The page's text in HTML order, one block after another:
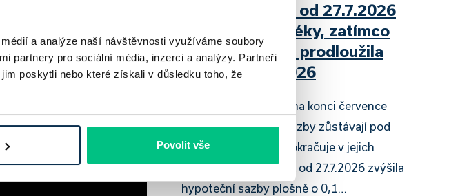
a analýze naší návštěvnosti využíváme soubory
partnery pro sociální média, inzerci a analýzy. Partneři
poskytli nebo které získali v důsledku toho, že
Povolit vše
UniCredit Bank od 27.7.2026
zdražuje hypotéky, zatímco
Raiffeisenbank prodloužila
slevu do 6.9.2026
Český hypoteční trh na konci července
2026 potvrzuje, že sazby zůstávají pod
tlakem a část bank pokračuje v jejich
růstu. UniCredit Bank od 27.7.2026 zvýšila
hypoteční sazby plošně o 0,1…